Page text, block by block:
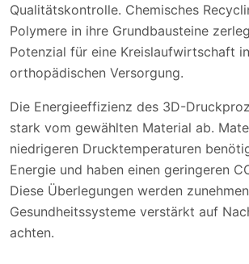
Qualitätskontrolle. Chemisches
Polymere in ihre Grundbausteine
Potenzial für eine Kreislaufwirtschaft
orthopädischen Versorgung.
Die Energieeffizienz des 3D-
stark vom gewählten Material ab.
niedrigeren Drucktemperaturen
Energie und haben einen geringeren
Diese Überlegungen werden
Gesundheitssysteme verstärkt auf
achten.